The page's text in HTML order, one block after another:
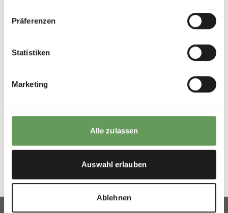
Präferenzen
Statistiken
Marketing
Alle zulassen
Auswahl erlauben
Ablehnen
Über dieses Produkt
Supplementary blend for tropical, seed-eating wild doves
and laughing doves • Contains no corn for better digestion
breeding • Contains a high variety of finer seeds